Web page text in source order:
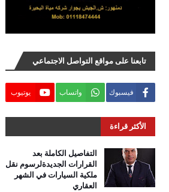
تابعنا على مواقع التواصل الاجتماعي
فيسبوك واتساب يوتيوب
الأكثر قراءة
التفاصيل الكاملة بعد
القرارات الجديدةلرسوم نقل
ملكية السيارات في الشهر
العقاري